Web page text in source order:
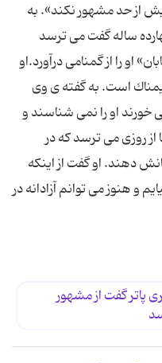
از حد مشهور نكند». به
ساله گفت می ترسد
او را از گمنامی درآورد.او
است. به گفته ی وی
خورند او را نمی شناسند و
روزی می ترسد كه در
دهند. او گفت از اینكه
و هنوز می توانم آزادانه در
پاتر گفت از مشهور